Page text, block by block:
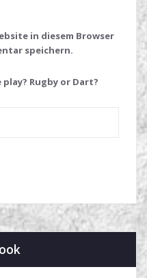
in diesem Browser
speichern.
Rugby or Dart?